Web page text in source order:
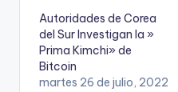
Autoridades de Corea
del Sur Investigan la »
Prima Kimchi» de
Bitcoin
martes 26 de julio, 2022